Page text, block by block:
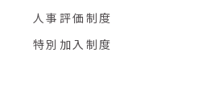
人事評価制度
特別加入制度